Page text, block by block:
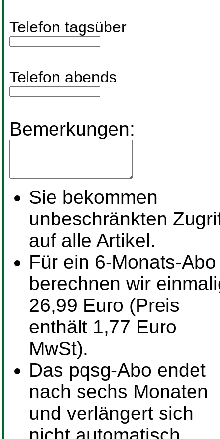
Telefon tagsüber
Telefon abends
Bemerkungen:
Sie bekommen
unbeschränkten
auf alle Artikel.
Für ein 6-Monats-Abo
berechnen wir
26,99 Euro (Preis
enthält 1,77 Euro
MwSt).
Das pqsg-Abo endet
nach sechs Monaten
und verlängert sich